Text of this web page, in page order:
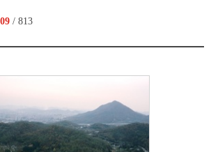
/ 813